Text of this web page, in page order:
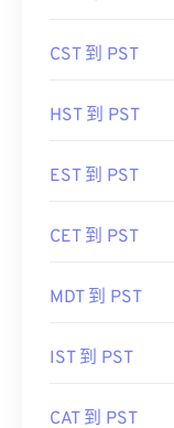
CST 到 PST
HST 到 PST
EST 到 PST
CET 到 PST
MDT 到 PST
IST 到 PST
CAT 到 PST